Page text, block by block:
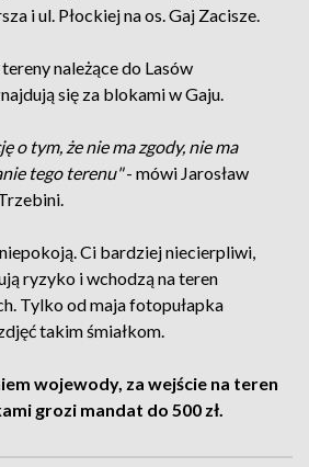
i ul. Płockiej na os. Gaj Zacisze.
należące do Lasów
się za blokami w Gaju.
o tym, że nie ma zgody, nie ma
tego terenu"- mówi Jarosław
Ci bardziej niecierpliwi,
ryzyko i wchodzą na teren
Tylko od maja fotopułapka
takim śmiałkom.
wojewody, za wejście na teren
grozi mandat do 500 zł.